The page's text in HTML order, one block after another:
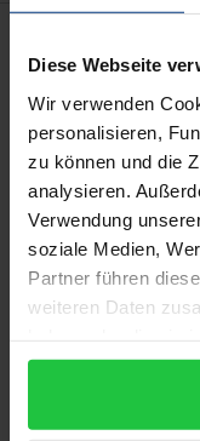
Diese Webseite
Wir verwenden
personalisieren,
zu können und die
analysieren.
Verwendung
soziale Medien,
Partner führen
weiteren Daten
gesammelt haben.
Kernenergie und
dem Weg in die
gehandelt. Doch
Einzelinteressen
gesellschaftliche
Energieart.
verfügbar sind,